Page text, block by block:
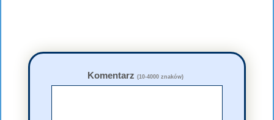
Komentarz (10-4000 znaków)